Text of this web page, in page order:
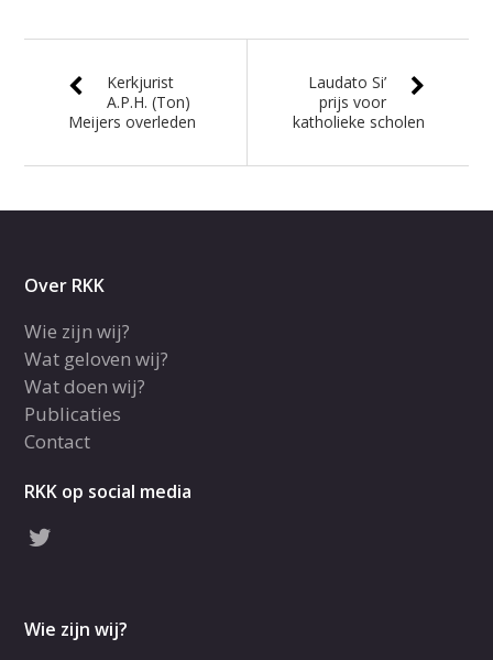
Kerkjurist
A.P.H. (Ton)
Meijers overleden
Laudato Si’
prijs voor
katholieke scholen
Over RKK
Wie zijn wij?
Wat geloven wij?
Wat doen wij?
Publicaties
Contact
RKK op social media
Wie zijn wij?